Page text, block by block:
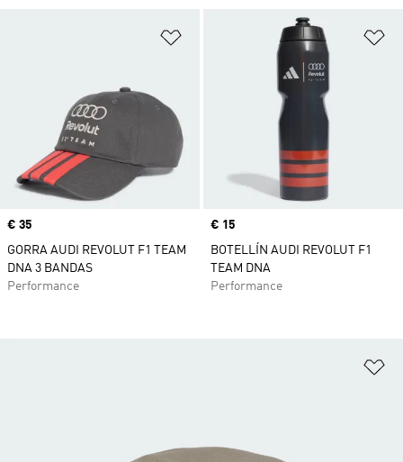
Añadir a la lista de deseos
Precio
€ 35
GORRA AUDI REVOLUT F1 TEAM
DNA 3 BANDAS
Performance
Precio
€ 15
BOTELLÍN AUDI REVOLUT F1
TEAM DNA
Performance